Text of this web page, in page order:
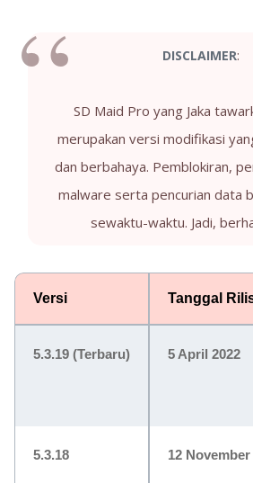
DISCLAIMER:
SD Maid Pro yang Jaka
merupakan versi modifikasi
dan berbahaya. Pemblokiran,
malware serta pencurian data
sewaktu-waktu. Jadi,
Versi Tanggal
5.3.19 (Terbaru) 5 April 2022
5.3.18 12 November